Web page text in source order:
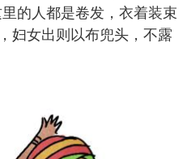
的人都是卷发，衣着装束
妇女出则以布兜头，不露